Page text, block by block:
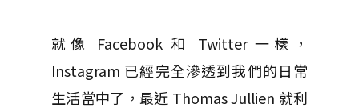
就像 Facebook 和 Twitter 一樣，
Instagram 已經完全滲透到我們的日常
生活當中了，最近 Thomas Jullien 就利